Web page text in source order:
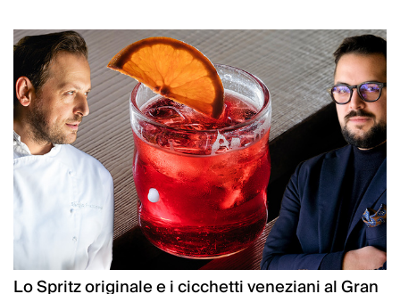
Lo Spritz originale e i cicchetti veneziani al Gran